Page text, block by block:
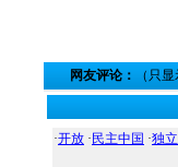
网友评论： （只
·开放 · 民主中国 ·独